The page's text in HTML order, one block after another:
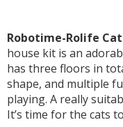
Robotime-Rolife Cat
house kit is an
has three floors in
shape, and multiple
playing. A really
It’s time for the cats